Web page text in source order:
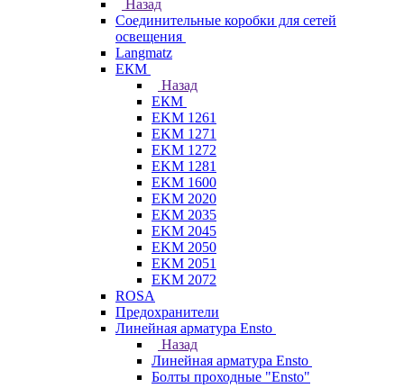
Назад
Соединительные коробки для сетей
освещения
Langmatz
ЕКМ
Назад
ЕКМ
EKM 1261
EKM 1271
EKM 1272
EKM 1281
EKM 1600
EKM 2020
EKM 2035
EKM 2045
EKM 2050
EKM 2051
EKM 2072
ROSA
Предохранители
Линейная арматура Ensto
Назад
Линейная арматура Ensto
Болты проходные "Ensto"